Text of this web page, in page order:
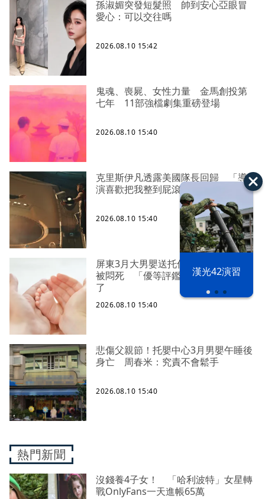
漢光42演習
孫淑媚突發短髮照 帥到安心亞眼冒
愛心：可以交往嗎
2026.08.10 15:42
鬼魂、喪屍、女性力量 金馬創投第
七年 11部強檔劇集重磅登場
2026.08.10 15:40
克里斯伊凡透露美國隊長回歸 「導
演喜歡把我整到屁滾尿流」
2026.08.10 15:40
屏東3月大男嬰送托僅3天！午睡遭棉
被悶死 「優等評鑑」托嬰中心回應
了
2026.08.10 15:40
悲傷父親節！托嬰中心3月男嬰午睡後
身亡 周春米：究責不會鬆手
2026.08.10 15:40
熱門新聞
沒錢養4子女！ 「哈利波特」女星轉
戰OnlyFans一天進帳65萬